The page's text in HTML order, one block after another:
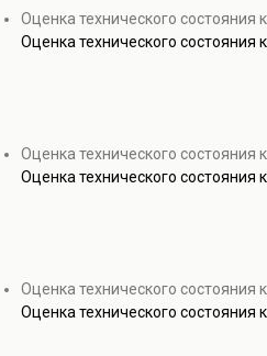
Оценка технического состояния
Оценка технического состояния
Оценка технического состояния
Оценка технического состояния
Оценка технического состояния
Оценка технического состояния